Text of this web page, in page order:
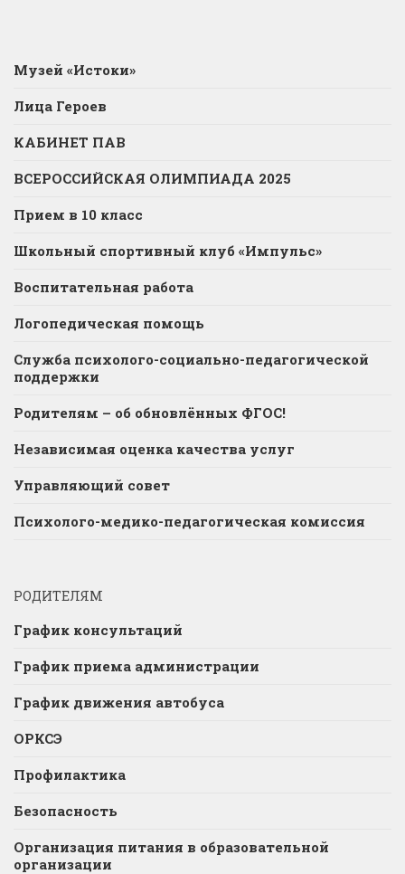
Музей «Истоки»
Лица Героев
КАБИНЕТ ПАВ
ВСЕРОССИЙСКАЯ ОЛИМПИАДА 2025
Прием в 10 класс
Школьный спортивный клуб «Импульс»
Воспитательная работа
Логопедическая помощь
Служба психолого-социально-педагогической
поддержки
Родителям – об обновлённых ФГОС!
Независимая оценка качества услуг
Управляющий совет
Психолого-медико-педагогическая комиссия
РОДИТЕЛЯМ
График консультаций
График приема администрации
График движения автобуса
ОРКСЭ
Профилактика
Безопасность
Организация питания в образовательной
организации